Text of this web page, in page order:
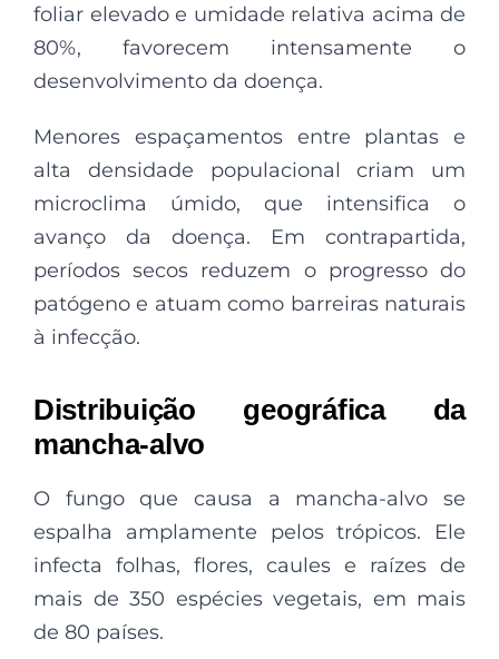
foliar elevado e umidade relativa acima de
80%, favorecem intensamente o
desenvolvimento da doença.
Menores espaçamentos entre plantas e
alta densidade populacional criam um
microclima úmido, que intensifica o
avanço da doença. Em contrapartida,
períodos secos reduzem o progresso do
patógeno e atuam como barreiras naturais
à infecção.
Distribuição geográfica da
mancha-alvo
O fungo que causa a mancha-alvo se
espalha amplamente pelos trópicos. Ele
infecta folhas, flores, caules e raízes de
mais de 350 espécies vegetais, em mais
de 80 países.